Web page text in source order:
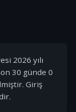
2026 yılı
30 günde 0
Giriş